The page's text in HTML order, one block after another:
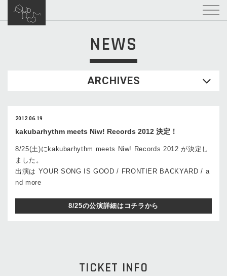
NEWS
ARCHIVES
2012.06.19
kakubarhythm meets Niw! Records 2012 決定！
8/25(土)にkakubarhythm meets Niw! Records 2012 が決定し
ました。
出演は YOUR SONG IS GOOD / FRONTIER BACKYARD / a
nd more
8/25の公演詳細はコチラから
TICKET INFO